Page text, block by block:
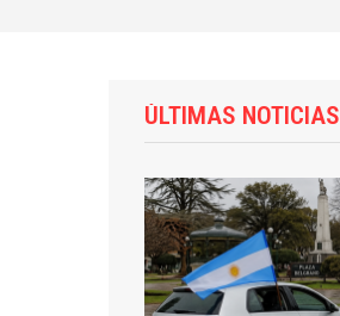
ÚLTIMAS NOTICIAS